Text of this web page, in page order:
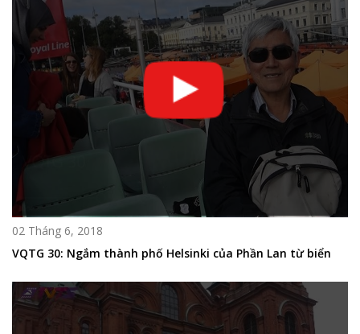
02 Tháng 6, 2018
VQTG 30: Ngắm thành phố Helsinki của Phần Lan từ biển